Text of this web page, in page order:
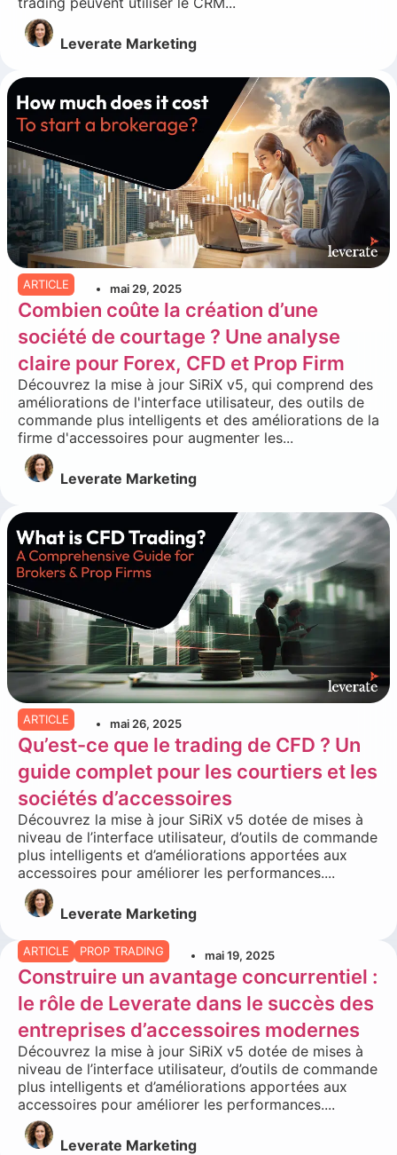
Leverate Marketing
ARTICLE mai 29, 2025
Combien coûte la création d’une
société de courtage ? Une analyse
claire pour Forex, CFD et Prop Firm
Découvrez la mise à jour SiRiX v5, qui comprend des
améliorations de l'interface utilisateur, des outils de
commande plus intelligents et des améliorations de la
firme d'accessoires pour augmenter les...
Leverate Marketing
ARTICLE mai 26, 2025
Qu’est-ce que le trading de CFD ? Un
guide complet pour les courtiers et les
sociétés d’accessoires
Découvrez la mise à jour SiRiX v5 dotée de mises à
niveau de l’interface utilisateur, d’outils de commande
plus intelligents et d’améliorations apportées aux
accessoires pour améliorer les performances....
Leverate Marketing
ARTICLE PROP TRADING mai 19, 2025
Construire un avantage concurrentiel :
le rôle de Leverate dans le succès des
entreprises d’accessoires modernes
Découvrez la mise à jour SiRiX v5 dotée de mises à
niveau de l’interface utilisateur, d’outils de commande
plus intelligents et d’améliorations apportées aux
accessoires pour améliorer les performances....
Leverate Marketing